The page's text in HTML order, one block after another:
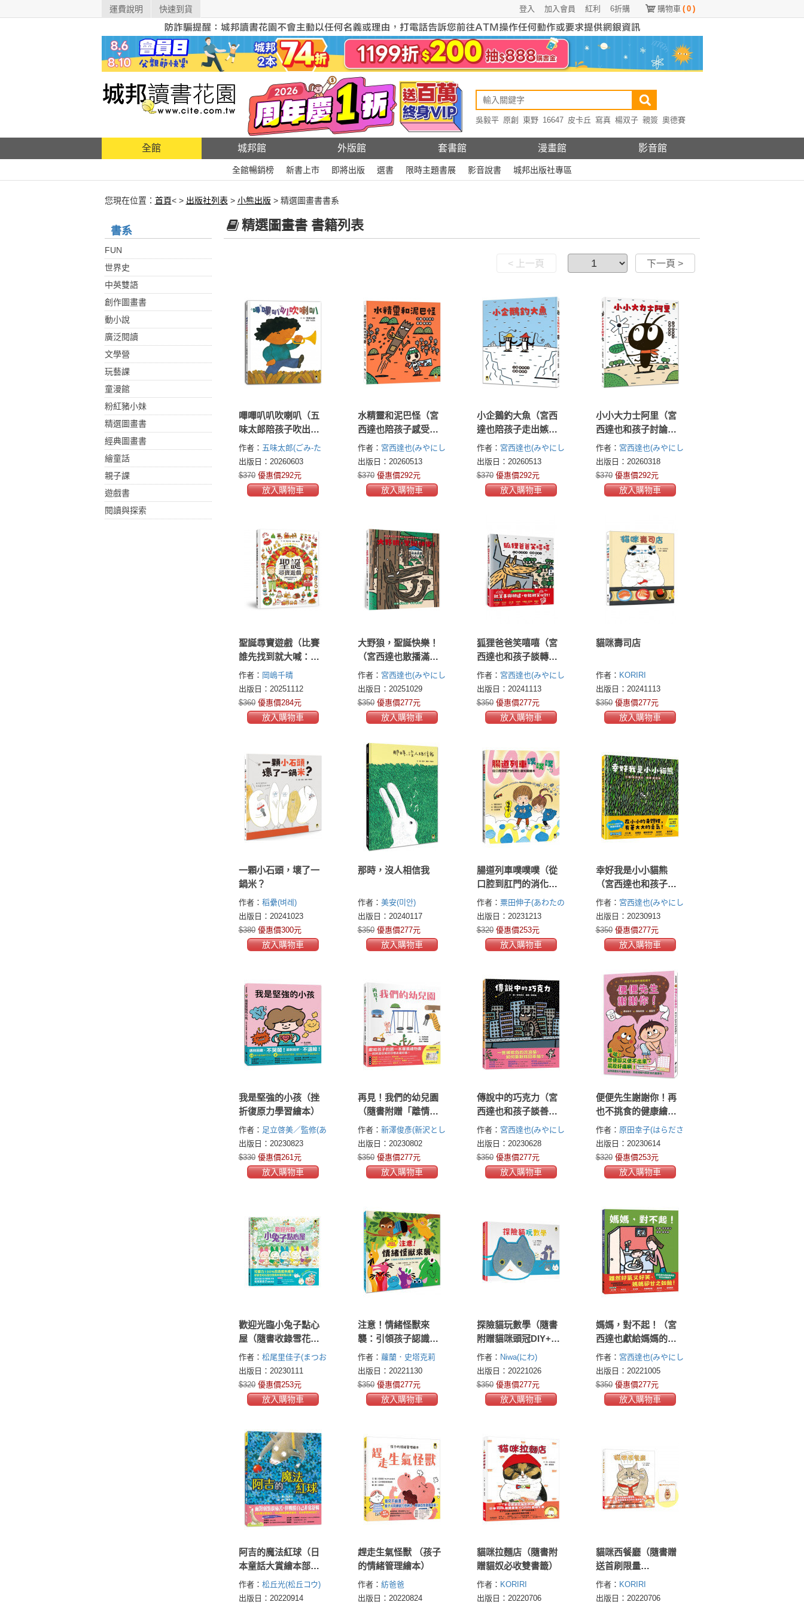
運費說明 快速到貨 購物車 ( 0 )
6折購
紅利
加入會員
登入
吳毅平 原創 東野 16647 皮卡丘 寫真 楊双子 親簽 奧德賽
全館 城邦館 外版館 套書館 漫畫館 影音館
全館暢銷榜 新書上市 即將出版 選書 限時主題書展 影音說書 城邦出版社專區
您現在位置： 首頁< > 出版社列表 > 小熊出版 > 精選圖畫書書系
書系
FUN
世界史
中英雙語
創作圖畫書
動小說
廣泛閱讀
文學營
玩藝課
童漫館
粉紅豬小妹
精選圖畫書
經典圖畫書
繪童話
親子課
遊戲書
閱讀與探索
精選圖畫書 書籍列表
< 上一頁 下一頁 >
嗶嗶叭叭吹喇叭（五
味太郎陪孩子吹出怪
聲，也吹出笑聲）
作者： 五味太郎(ごみ‐た
ろう)
出版日：20260603
$370 優惠價292元
放入購物車
水精靈和泥巴怪（宮
西達也陪孩子感受接
納與包容的溫暖，建
立【SEL社會情緒學習
力】）
作者： 宮西達也(みやにし
たつや Tatsuya
Miyanishi)
出版日：20260513
$370 優惠價292元
放入購物車
小企鵝釣大魚（宮西
達也陪孩子走出嫉妒
的小情緒擁抱友誼，
建立【SEL社會情緒學
習力】）
作者： 宮西達也(みやにし
たつや Tatsuya
Miyanishi)
出版日：20260513
$370 優惠價292元
放入購物車
小小大力士阿里（宮
西達也和孩子討論什
麼是真正的力量）
作者： 宮西達也(みやにし
たつや Tatsuya
Miyanishi)
出版日：20260318
$370 優惠價292元
放入購物車
聖誕尋寶遊戲（比賽
誰先找到就大喊：
「我發現了！」）
作者： 岡嶋千晴
出版日：20251112
$360 優惠價284元
放入購物車
大野狼，聖誕快樂！
（宮西達也散播滿滿
幸福滿滿愛，啾
咪！）
作者： 宮西達也(みやにし
たつや Tatsuya
Miyanishi)
出版日：20251029
$350 優惠價277元
放入購物車
狐狸爸爸笑嘻嘻（宮
西達也和孩子談轉念
的力量）
作者： 宮西達也(みやにし
たつや Tatsuya
Miyanishi)
出版日：20241113
$350 優惠價277元
放入購物車
貓咪壽司店
作者： KORIRI
出版日：20241113
$350 優惠價277元
放入購物車
一顆小石頭，壞了一
鍋米？
作者： 稻纍(벼레)
出版日：20241023
$380 優惠價300元
放入購物車
那時，沒人相信我
作者： 美安(미안)
出版日：20240117
$350 優惠價277元
放入購物車
腸道列車噗噗噗（從
口腔到肛門的消化道
知識繪本）
作者： 粟田伸子(あわたの
ぶこ)
出版日：20231213
$320 優惠價253元
放入購物車
幸好我是小小貓熊
（宮西達也和孩子談
樂觀的態度）
作者： 宮西達也(みやにし
たつや Tatsuya
Miyanishi)
出版日：20230913
$350 優惠價277元
放入購物車
我是堅強的小孩（挫
折復原力學習繪本）
作者： 足立啓美／監修(あ
だちひろみ／監修)
出版日：20230823
$330 優惠價261元
放入購物車
再見！我們的幼兒園
（隨書附贈「離情依
依紀念相框」1款）
作者： 新澤俊彥(新沢とし
ひこ)
出版日：20230802
$350 優惠價277元
放入購物車
傳說中的巧克力（宮
西達也和孩子談善意
的影響力）
作者： 宮西達也(みやにし
たつや Tatsuya
Miyanishi)
出版日：20230628
$350 優惠價277元
放入購物車
便便先生謝謝你！再
也不挑食的健康繪本
（隨書附贈「便便觀
察對照表」和「我的
便便紀錄單」）
作者： 原田幸子(はらださ
ちこ)
出版日：20230614
$320 優惠價253元
放入購物車
歡迎光臨小兔子點心
屋（隨書收錄雪花結
晶蛋白霜蛋糕食譜＋
小兔子去滑雪著色
卡）
作者： 松尾里佳子(まつお
りかこ)
出版日：20230111
$320 優惠價253元
放入購物車
注意！情緒怪獸來
襲：引領孩子認識＆
接納情緒的療癒繪本
（隨書附QR Code下
載「情緒表達親子遊
戲單」）
作者： 蘿蘭．史塔克莉
(Lauren Stockly)
出版日：20221130
$350 優惠價277元
放入購物車
探險貓玩數學（隨書
附贈貓咪頭冠DIY+貓
咪迷宮遊戲卡下載）
作者： Niwa(にわ)
出版日：20221026
$350 優惠價277元
放入購物車
媽媽，對不起！（宮
西達也獻給媽媽的育
兒支援繪本）
作者： 宮西達也(みやにし
たつや Tatsuya
Miyanishi)
出版日：20221005
$350 優惠價277元
放入購物車
阿吉的魔法紅球（日
本童話大賞繪本部門
大獎）
作者： 松丘光(松丘コウ)
出版日：20220914
趕走生氣怪獸 （孩子
的情緒管理繪本）
作者： 紡爸爸
tsumupapa(つむぱぱ)
出版日：20220824
貓咪拉麵店（隨書附
贈貓奴必收雙書籤）
作者： KORIRI
出版日：20220706
貓咪西餐廳（隨書贈
送首刷限量
KORIRI「貓咪罩你」
口罩收納夾＋貓奴必
作者： KORIRI
出版日：20220706